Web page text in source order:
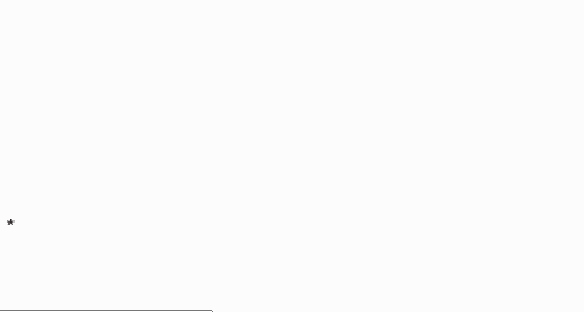
*